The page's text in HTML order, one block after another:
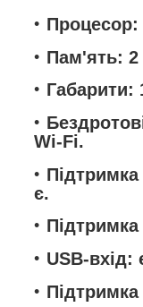
Процесор:
Пам'ять: 2
Габарити:
Wi-Fi.
є.
USB-вхід: